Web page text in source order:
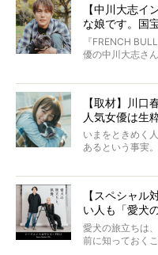
太郎のオーナー
アについて詳し
り添いたいと思
その悲しみをい
いて、泣いたり
こんな子だった
ていたと。
ぼくらは上沼恵
と思った。
【中川大志イ
な娘です。国
ッグと一緒に
『FRENCH
優の中川大志さ
マちゃん（2歳
カエピソードが
【取材】川口
人気女優は生
いまをときめく
あるという事実。
とりを目の当た
愛がわたしたち
だかうれしくな
春奈さんとアム
小西がいつくし
【スペシャル
い人も「愛犬
はやとも
愛犬の旅立ちは
前に知っておく